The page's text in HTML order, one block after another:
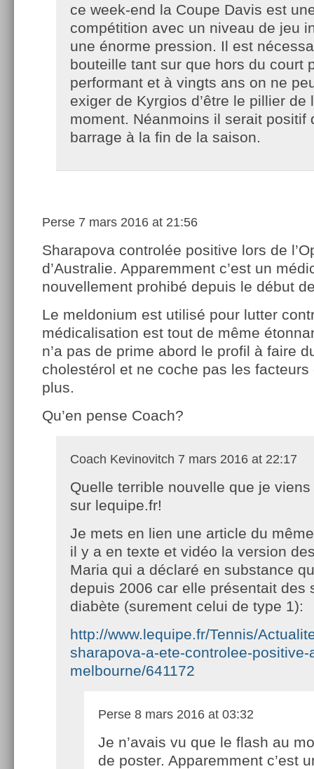
ce week-end la Coupe Davis est
compétition avec un niveau de jeu
une énorme pression. Il est
bouteille tant sur que hors du court
performant et à vingts ans on ne
exiger de Kyrgios d’être le pillier de
moment. Néanmoins il serait positif
barrage à la fin de la saison.
Perse 7 mars 2016 at 21:56
Sharapova controlée positive lors de
d’Australie. Apparemment c’est un
nouvellement prohibé depuis le début
Le meldonium est utilisé pour lutter
médicalisation est tout de même
n’a pas de prime abord le profil à faire
cholestérol et ne coche pas les
plus.
Qu’en pense Coach?
Coach Kevinovitch 7 mars 2016 at 22:17
Quelle terrible nouvelle que je
sur lequipe.fr!
Je mets en lien une article du
il y a en texte et vidéo la version
Maria qui a déclaré en substance
depuis 2006 car elle présentait des
diabète (surement celui de type 1):
http://www.lequipe.fr/Tennis/
sharapova-a-ete-controlee-positive-
melbourne/641172
Perse 8 mars 2016 at 03:32
Je n’avais vu que le flash au
de poster. Apparemment c’est